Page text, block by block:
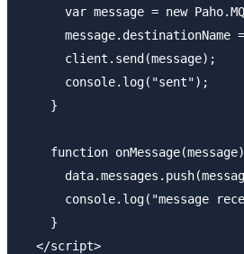
var message = new
message.destinationName
      client.send(message);
      console.log("sent");
    }
function
console.log("message
    }
  </script>